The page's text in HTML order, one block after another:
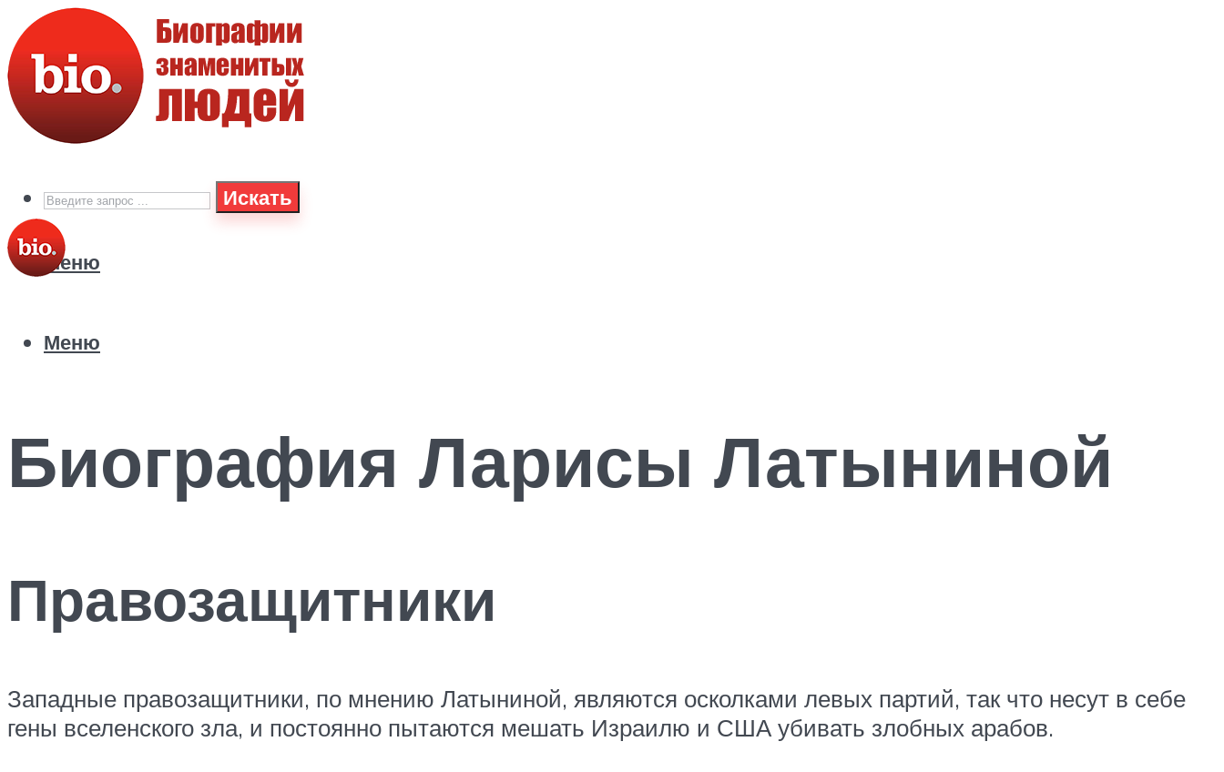
Искать
Меню
Меню
Биография Ларисы Латыниной
Правозащитники
Западные правозащитники, по мнению Латыниной, являются осколками левых партий, так что несут в себе
гены вселенского зла, и постоянно пытаются мешать Израилю и США убивать злобных арабов.